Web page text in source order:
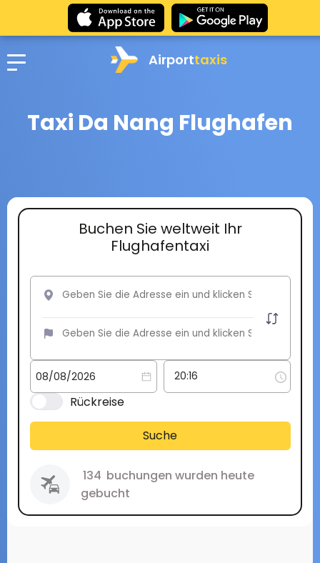
Airporttaxis
Taxi Da Nang Flughafen
Buchen Sie weltweit Ihr
Flughafentaxi
Rückreise
Suche
134 buchungen wurden heute
gebucht